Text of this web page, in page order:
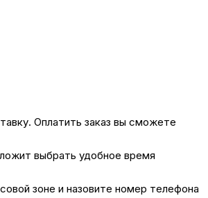
Оплатить заказ вы сможете
выбрать удобное время
зоне и назовите номер телефона